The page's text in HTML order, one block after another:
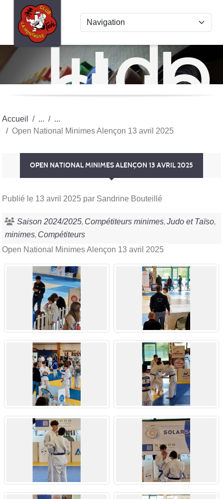
Judo
club
La
Accueil
Open National Minimes Alençon 13 avril 2025
OPEN NATIONAL MINIMES ALENÇON 13 AVRIL 2025
Publié le 13 avril 2025 par Sandrine Bouteillé
Saison 2024/2025 Compétiteurs minimes Judo et Taïso
minimes Compétiteurs
Open National Minimes Alençon 13 avril 2025
Panneau de gestion des cookies